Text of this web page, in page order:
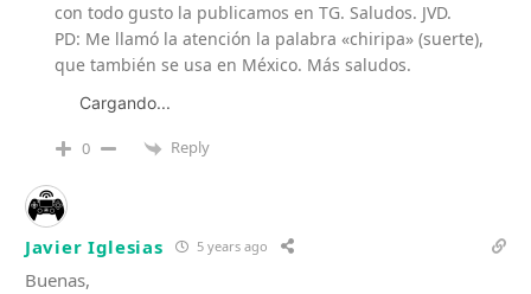
con todo gusto la publicamos en TG. Saludos. JVD.
PD: Me llamó la atención la palabra «chiripa» (suerte),
que también se usa en México. Más saludos.
Cargando...
0 Reply
Javier Iglesias 5 years ago
Buenas,